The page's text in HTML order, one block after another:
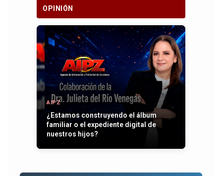
OPINIÓN
AIPZ
¿Estamos construyendo el álbum
familiar o el expediente digital de
nuestros hijos?